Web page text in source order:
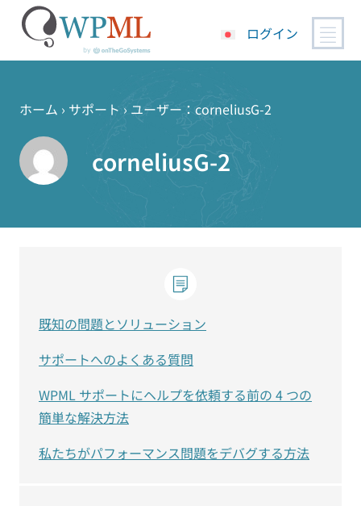
ッ
ログイン
ホーム › サポート › ユーザー：corneliusG-2
corneliusG-2
既知の問題とソリューション
サポートへのよくある質問
WPML サポートにヘルプを依頼する前の 4 つの
簡単な解決方法
私たちがパフォーマンス問題をデバグする方法